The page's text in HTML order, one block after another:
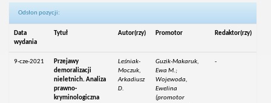
Odsłon pozycji:
Data
wydania
Tytuł Autor(rzy) Promotor Redaktor(rzy)
9-cze-2021
Przejawy
demoralizacji
nieletnich. Analiza
prawno-
kryminologiczna
Leśniak-
Moczuk,
Arkadiusz
D.
Guzik-Makaruk,
Ewa M.;
Wojewoda,
Ewelina
(promotor
-